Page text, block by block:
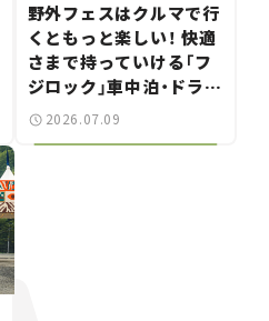
野外フェスはクルマで行
くともっと楽しい！ 快適
さまで持っていける「フ
ジロック」車中泊・ドライ
ブガイド。
2026.07.09